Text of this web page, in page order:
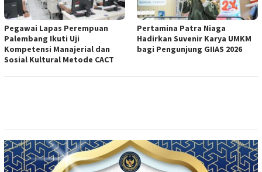
Pegawai Lapas Perempuan
Palembang Ikuti Uji
Kompetensi Manajerial dan
Sosial Kultural Metode CACT
Pertamina Patra Niaga
Hadirkan Suvenir Karya UMKM
bagi Pengunjung GIIAS 2026